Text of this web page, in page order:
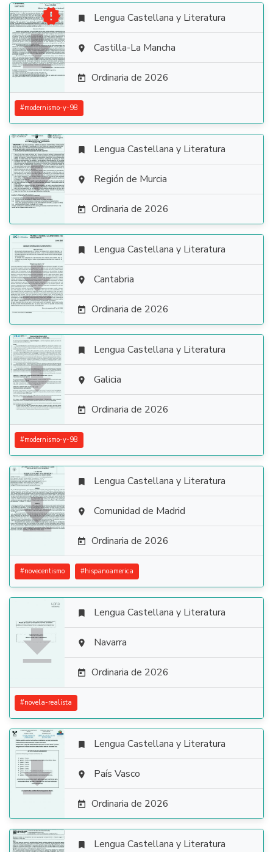

  Lengua Castellana y Literatura
 Castilla-La Mancha
 Ordinaria de 2026
#modernismo-y-98

 Lengua Castellana y Literatura
 Región de Murcia
 Ordinaria de 2026

 Lengua Castellana y Literatura
 Cantabria
 Ordinaria de 2026

 Lengua Castellana y Literatura
 Galicia
 Ordinaria de 2026
#modernismo-y-98

 Lengua Castellana y Literatura
 Comunidad de Madrid
 Ordinaria de 2026
#novecentismo #hispanoamerica

 Lengua Castellana y Literatura
 Navarra
 Ordinaria de 2026
#novela-realista

 Lengua Castellana y Literatura
 País Vasco
 Ordinaria de 2026
 Lengua Castellana y Literatura